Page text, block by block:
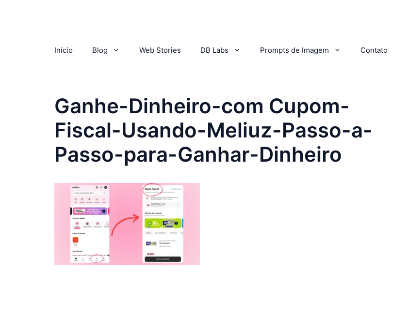
Início Blog Web Stories DB Labs Prompts de Imagem Contato
Ganhe-Dinheiro-com Cupom-
Fiscal-Usando-Meliuz-Passo-a-
Passo-para-Ganhar-Dinheiro